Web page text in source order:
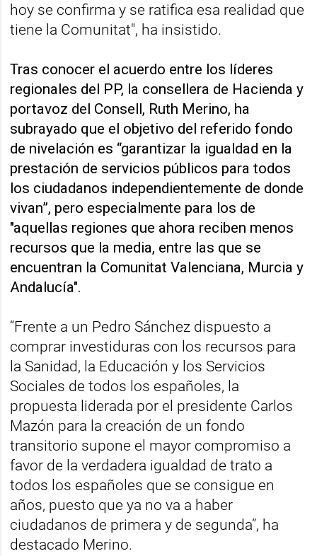
hoy se confirma y se ratifica esa realidad que
tiene la Comunitat", ha insistido.
Tras conocer el acuerdo entre los líderes
regionales del PP, la consellera de Hacienda y
portavoz del Consell, Ruth Merino, ha
subrayado que el objetivo del referido fondo
de nivelación es “garantizar la igualdad en la
prestación de servicios públicos para todos
los ciudadanos independientemente de donde
vivan”, pero especialmente para los de
"aquellas regiones que ahora reciben menos
recursos que la media, entre las que se
encuentran la Comunitat Valenciana, Murcia y
Andalucía".
“Frente a un Pedro Sánchez dispuesto a
comprar investiduras con los recursos para
la Sanidad, la Educación y los Servicios
Sociales de todos los españoles, la
propuesta liderada por el presidente Carlos
Mazón para la creación de un fondo
transitorio supone el mayor compromiso a
favor de la verdadera igualdad de trato a
todos los españoles que se consigue en
años, puesto que ya no va a haber
ciudadanos de primera y de segunda”, ha
destacado Merino.